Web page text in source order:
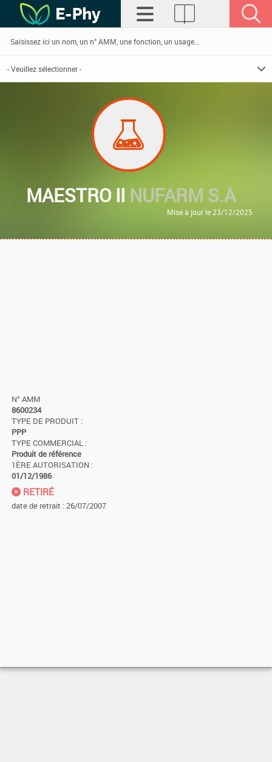
MAESTRO II NUFARM S.A
Mise à jour le 23/12/2025
N° AMM
8600234
TYPE DE PRODUIT :
PPP
TYPE COMMERCIAL :
Produit de référence
1ÈRE AUTORISATION :
01/12/1986
RETIRÉ
date de retrait : 26/07/2007